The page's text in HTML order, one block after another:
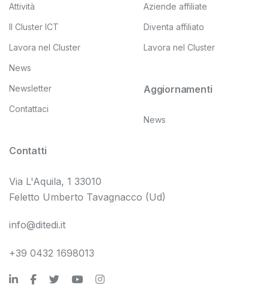
Attività
Il Cluster ICT
Lavora nel Cluster
News
Newsletter
Contattaci
Aziende affiliate
Diventa affiliato
Lavora nel Cluster
Aggiornamenti
News
Contatti
Via L'Aquila, 1 33010
Feletto Umberto Tavagnacco (Ud)
info@ditedi.it
+39 0432 1698013